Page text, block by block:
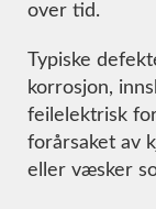
over tid.
Typiske
korrosjon,
feilelektrisk
forårsaket av
eller væsker